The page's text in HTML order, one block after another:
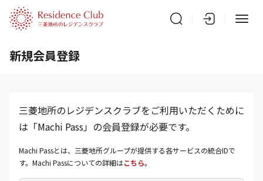
新規会員登録
三菱地所のレジデンスクラブをご利用いただくために
は「Machi Pass」の会員登録が必要です。
Machi Passとは、三菱地所グループが提供する各サービスの統合IDで
す。Machi Passについての詳細はこちら。